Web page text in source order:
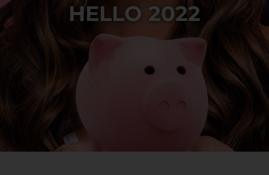
HELLO 2022